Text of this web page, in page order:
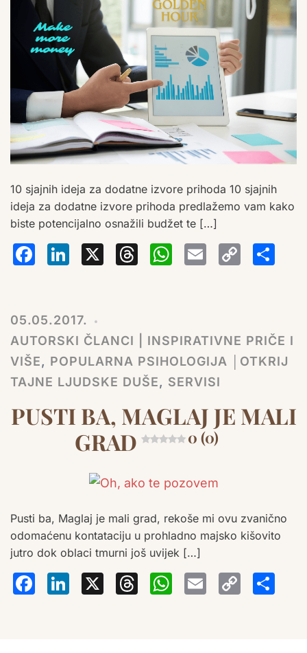
10 sjajnih ideja za dodatne izvore prihoda 10 sjajnih
ideja za dodatne izvore prihoda predlažemo vam kako
biste potencijalno osnažili budžet te […]
Facebook
LinkedIn
X Threads
Email
05.05.2017.
AUTORSKI ČLANCI | INSPIRATIVNE PRIČE I
VIŠE, POPULARNA PSIHOLOGIJA │OTKRIJ
TAJNE LJUDSKE DUŠE, SERVISI
PUSTI BA, MAGLAJ JE MALI
GRAD
0 (0)
Pusti ba, Maglaj je mali grad, rekoše mi ovu zvanično
odomaćenu kontataciju u prohladno majsko kišovito
jutro dok oblaci tmurni još uvijek […]
Facebook
LinkedIn
X Threads
Email